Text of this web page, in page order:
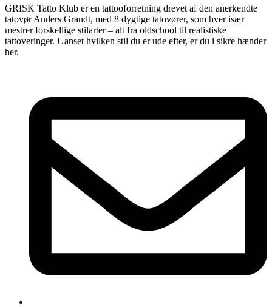
GRISK Tatto Klub er en tattooforretning drevet af den anerkendte
tatovør Anders Grandt, med 8 dygtige tatovører, som hver især
mestrer forskellige stilarter – alt fra oldschool til realistiske
tattoveringer. Uanset hvilken stil du er ude efter, er du i sikre hænder
her.